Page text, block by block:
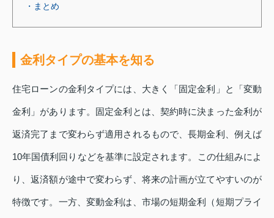
・まとめ
金利タイプの基本を知る
住宅ローンの金利タイプには、大きく「固定金利」と「変動
金利」があります。固定金利とは、契約時に決まった金利が
返済完了まで変わらず適用されるもので、長期金利、例えば
10年国債利回りなどを基準に設定されます。この仕組みによ
り、返済額が途中で変わらず、将来の計画が立てやすいのが
特徴です。一方、変動金利は、市場の短期金利（短期プライ